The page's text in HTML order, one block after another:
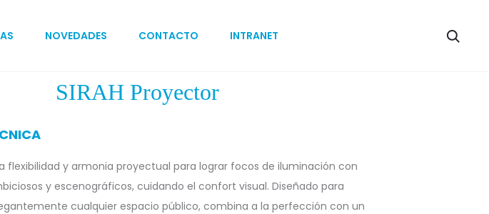
NOVEDADES CONTACTO INTRANET
FOCUS
SIRAH Proyector
flexibilidad y armonia proyectual para lograr focos de iluminación con
y escenográficos, cuidando el confort visual. Diseñado para
cualquier espacio público, combina a la perfección con un